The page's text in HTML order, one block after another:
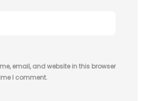
email, and website in this browser
I comment.